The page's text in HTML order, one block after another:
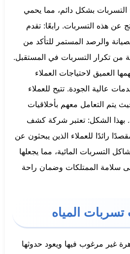
التسربات بشكل دائم، مما يحمي
عن هذه التسربات. رابعًا: تقدم
والرصد المستمر للتأكد من
من تكرار التسربات في المستقبل.
العميق لاحتياجات العملاء
عالية الجودة. تتيح للعملاء
يتم التعامل معهم بأخلاقيات
بهذا الشكل: تعتبر شركة كشف
رائدًا للعملاء الذين يبحثون عن
التسربات المائية، مما يجعلها
سلامة الممتلكات وضمان راحة
المياه
غير مرغوب فيها ويعود حدوثها